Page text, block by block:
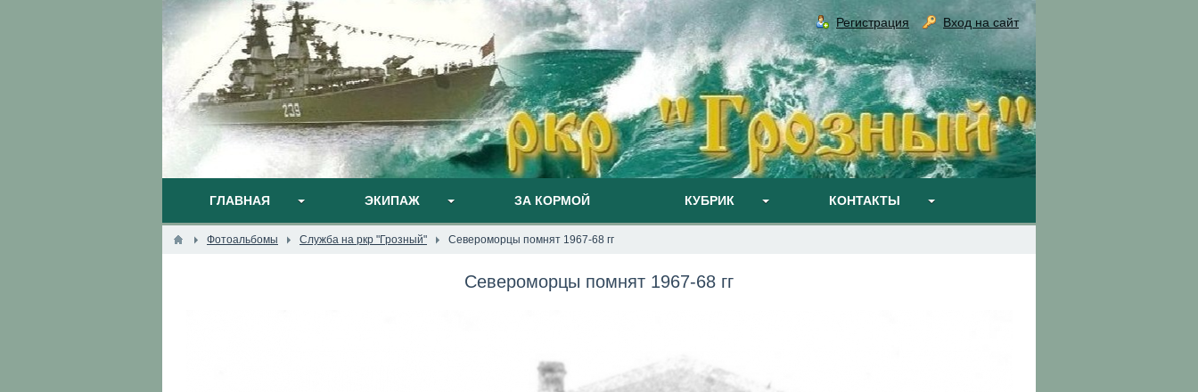
Регистрация Вход на сайт
ГЛАВНАЯ ЭКИПАЖ ЗА КОРМОЙ КУБРИК КОНТАКТЫ
Фотоальбомы Служба на ркр "Грозный" Североморцы помнят 1967-68 гг
Североморцы помнят 1967-68 гг